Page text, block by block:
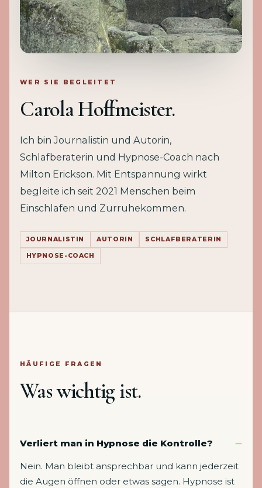
WER SIE BEGLEITET
Carola Hoffmeister.
Ich bin Journalistin und Autorin,
Schlafberaterin und Hypnose-Coach nach
Milton Erickson. Mit Entspannung wirkt
begleite ich seit 2021 Menschen beim
Einschlafen und Zurruhekommen.
JOURNALISTIN AUTORIN SCHLAFBERATERIN
HYPNOSE-COACH
HÄUFIGE FRAGEN
Was wichtig ist.
Verliert man in Hypnose die Kontrolle?
Nein. Man bleibt ansprechbar und kann jederzeit
die Augen öffnen oder etwas sagen. Hypnose ist